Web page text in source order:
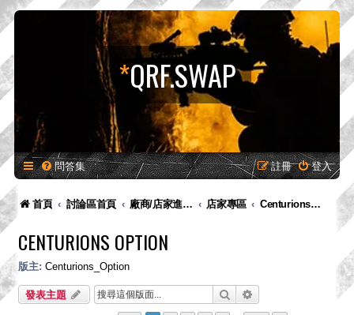
*QRF.SWAP
問答集 登入
註冊
首頁 討論區首頁 廠商/店家進駐專區-供廠商-供廠商/店家發布新品預告、產品消息，嚴禁販售！ 店家專區 Centurions Option
CENTURIONS OPTION
版主: Centurions_Option
發表主題 搜尋